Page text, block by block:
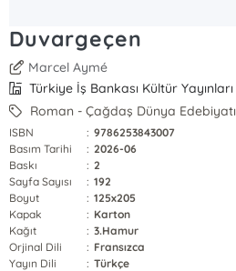
Duvargeçen
Marcel Aymé
Türkiye İş Bankası Kültür Yayınları
Roman - Çağdaş Dünya Edebiyatı
ISBN : 9786253843007
Basım Tarihi
: 2026-06
Baskı
: 2
Sayfa Sayısı
: 192
Boyut
: 125x205
Kapak
: Karton
Kağıt
: 3.Hamur
Orjinal Dili
: Fransızca
Yayın Dili
: Türkçe